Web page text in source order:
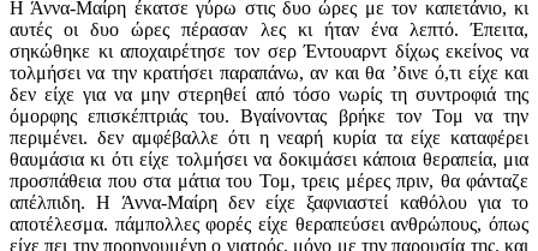
Η Άννα-Μαίρη έκατσε γύρω στις δυο ώρες με τον καπετάνιο, κι
αυτές οι δυο ώρες πέρασαν λες κι ήταν ένα λεπτό. Έπειτα,
σηκώθηκε κι αποχαιρέτησε τον σερ Έντουαρντ δίχως εκείνος να
τολμήσει να την κρατήσει παραπάνω, αν και θα ’δινε ό,τι είχε και
δεν είχε για να μην στερηθεί από τόσο νωρίς τη συντροφιά της
όμορφης επισκέπτριάς του. Βγαίνοντας βρήκε τον Τομ να την
περιμένει. δεν αμφέβαλλε ότι η νεαρή κυρία τα είχε καταφέρει
θαυμάσια κι ότι είχε τολμήσει να δοκιμάσει κάποια θεραπεία, μια
προσπάθεια που στα μάτια του Τομ, τρεις μέρες πριν, θα φάνταζε
απέλπιδη. Η Άννα-Μαίρη δεν είχε ξαφνιαστεί καθόλου για το
αποτέλεσμα. πάμπολλες φορές είχε θεραπεύσει ανθρώπους, όπως
είχε πει την προηγουμένη ο γιατρός, μόνο με την παρουσία της. και